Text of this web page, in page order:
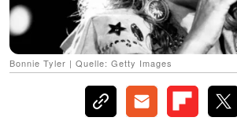
Bonnie Tyler | Quelle: Getty Images